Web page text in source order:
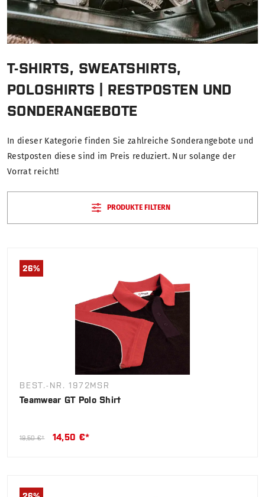
T-SHIRTS, SWEATSHIRTS,
POLOSHIRTS | RESTPOSTEN UND
SONDERANGEBOTE
In dieser Kategorie finden Sie zahlreiche Sonderangebote und
Restposten diese sind im Preis reduziert. Nur solange der
Vorrat reicht!
PRODUKTE FILTERN
26%
BEST.-NR. 1972MSR
Teamwear GT Polo Shirt
19,50 €* 14,50 €*